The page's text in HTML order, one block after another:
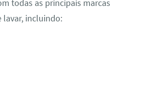
todas as principais marcas
lavar, incluindo: